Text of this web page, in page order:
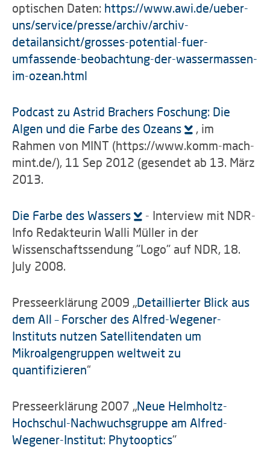
optischen Daten: https://www.awi.de/ueber-
uns/service/presse/archiv/archiv-
detailansicht/grosses-potential-fuer-
umfassende-beobachtung-der-wassermassen-
im-ozean.html
Podcast zu Astrid Brachers Foschung: Die
Algen und die Farbe des Ozeans
, im
Rahmen von MINT (https://www.komm-mach-
mint.de/), 11 Sep 2012 (gesendet ab 13. März
2013.
Die Farbe des Wassers
- Interview mit NDR-
Info Redakteurin Walli Müller in der
Wissenschaftssendung "Logo" auf NDR, 18.
July 2008.
Presseerklärung 2009 „Detaillierter Blick aus
dem All – Forscher des Alfred-Wegener-
Instituts nutzen Satellitendaten um
Mikroalgengruppen weltweit zu
quantifizieren“
Presseerklärung 2007 „Neue Helmholtz-
Hochschul-Nachwuchsgruppe am Alfred-
Wegener-Institut: Phytooptics"